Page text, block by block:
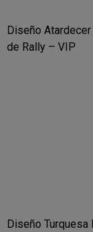
Diseño
de Rally – VIP
Diseño